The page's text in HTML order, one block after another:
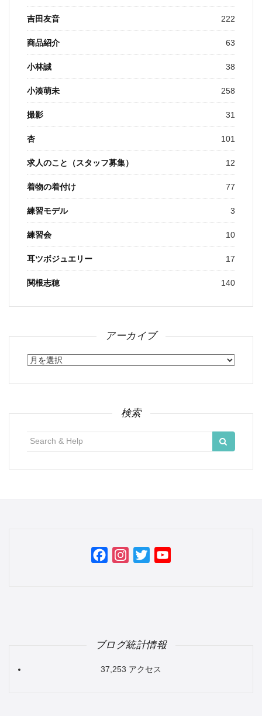
吉田友音 222
商品紹介 63
小林誠 38
小湊萌未 258
撮影 31
杏 101
求人のこと（スタッフ募集） 12
着物の着付け 77
練習モデル 3
練習会 10
耳ツボジュエリー 17
関根志穂 140
アーカイブ
ア
カ
検索
FacebookInstagram
Twitter
ブログ統計情報
37,253 アクセス